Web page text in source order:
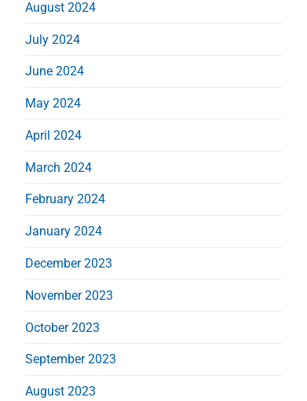
August 2024
July 2024
June 2024
May 2024
April 2024
March 2024
February 2024
January 2024
December 2023
November 2023
October 2023
September 2023
August 2023